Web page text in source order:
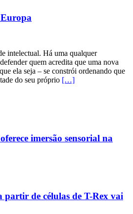
intelectual. Há uma qualquer
quem acredita que uma nova
ela seja – se constrói ordenando que
do seu próprio […]
imersão sensorial na
partir de células de T-Rex vai